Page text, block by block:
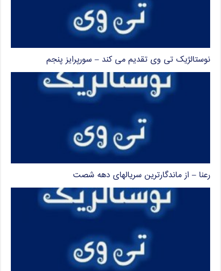
نوستالژیک تی وی تقدیم می کند – سورپرایز پنجم
رعنا – از ماندگارترین سریالهای دهه شصت